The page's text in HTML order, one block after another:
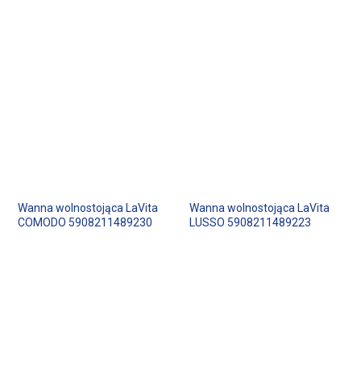
Wanna wolnostojąca LaVita
COMODO 5908211489230
Wanna wolnostojąca LaVita
LUSSO 5908211489223